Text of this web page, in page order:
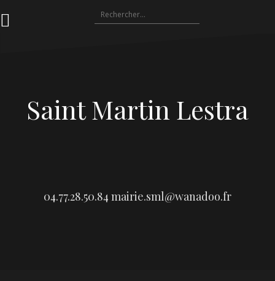
au
Rechercher :
Saint Martin Lestra
04.77.28.50.84 mairie.sml@wanadoo.fr